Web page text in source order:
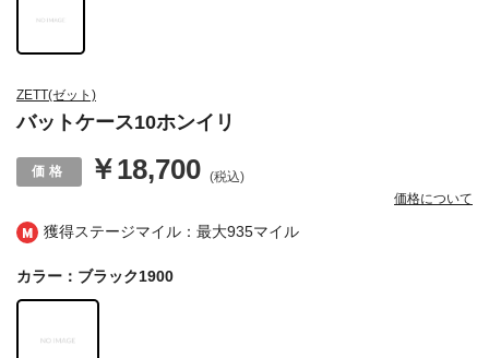
獲得ステージマイル：最大935マイル
ZETT(ゼット)
バットケース10ホンイリ
￥18,700 (税込)
価格について
カラー：ブラック1900